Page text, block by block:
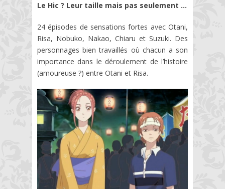
Le Hic ? Leur taille mais pas seulement …
24 épisodes de sensations fortes avec Otani,
Risa, Nobuko, Nakao, Chiaru et Suzuki. Des
personnages bien travaillés où chacun a son
importance dans le déroulement de l’histoire
(amoureuse ?) entre Otani et Risa.